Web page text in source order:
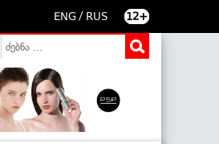
ENG / RUS 12+